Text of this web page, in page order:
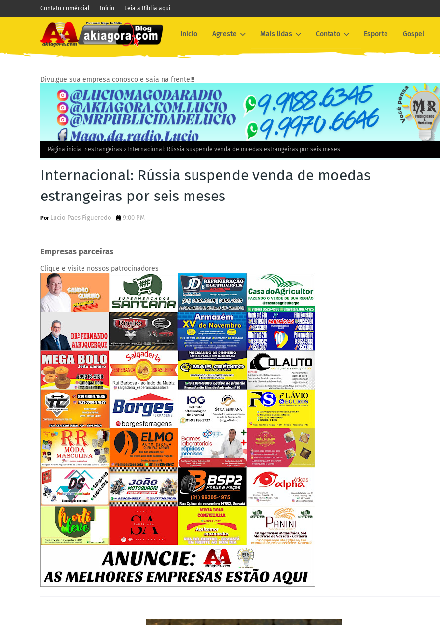
Contato comércial Início Leia a Bíblia aqui
Inicio Agreste Mais lidas Contato Esporte Gospel
Divulgue sua empresa conosco e saia na frente!!!
Página inicial estrangeiras Internacional: Rússia suspende venda de moedas estrangeiras por seis meses
Internacional: Rússia suspende venda de moedas
estrangeiras por seis meses
Lucio Paes Figueredo 9:00 PM
Empresas parceiras
Clique e visite nossos patrocinadores